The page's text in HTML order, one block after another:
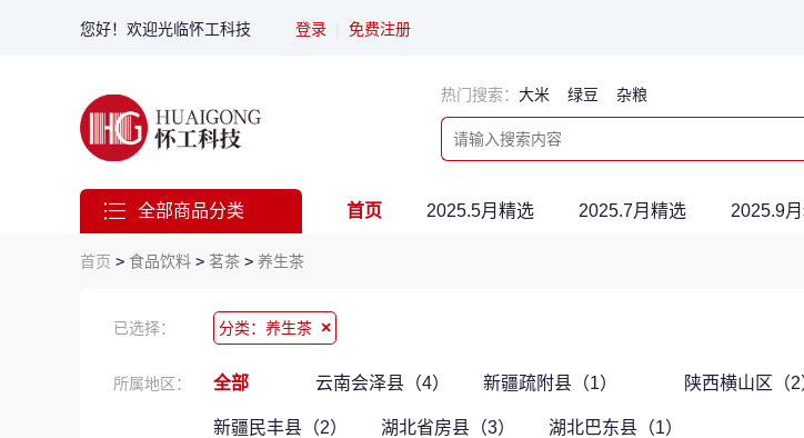
您好！欢迎光临怀工科技 登录 免费注册
热门搜索： 大米 绿豆 杂粮
全部商品分类 首页 2025.5月精选 2025.7月精选 2025.9
首页 > 食品饮料 > 茗茶 > 养生茶
已选择： 分类：养生茶 ×
所属地区： 全部 云南会泽县（4） 新疆疏附县（1） 陕西横山区（2
新疆民丰县（2） 湖北省房县（3） 湖北巴东县（1）